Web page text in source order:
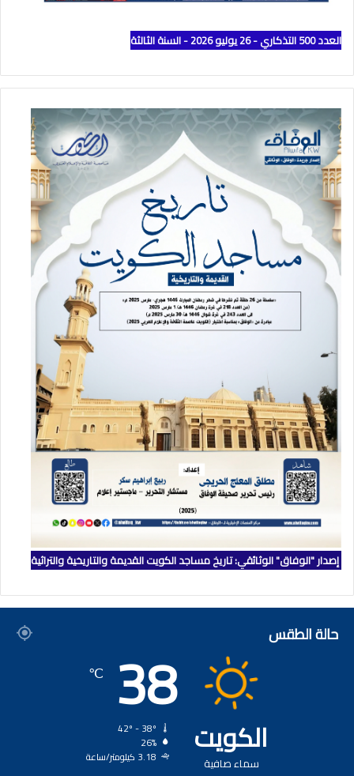
العدد 500 التذكاري - 26 يوليو 2026 - السنة الثالثة
إصدار "الوفاق" الوثائقي: تاريخ مساجد الكويت القديمة والتاريخية والتراثية
حالة الطقس
الكويت
سماء صافية
38
℃
26%
3.18 كيلومتر/ساعة